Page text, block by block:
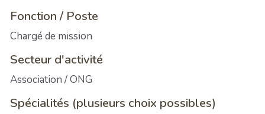
Fonction / Poste
Chargé de mission
Secteur d'activité
Association / ONG
Spécialités (plusieurs choix possibles)